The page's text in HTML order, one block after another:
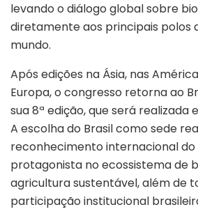
levando o diálogo global sobre
diretamente aos principais polos
mundo.
Após edições na Ásia, nas
Europa, o congresso retorna ao
sua 8ª edição, que será realizada
A escolha do Brasil como sede
reconhecimento internacional
protagonista no ecossistema de
agricultura sustentável, além de
participação institucional